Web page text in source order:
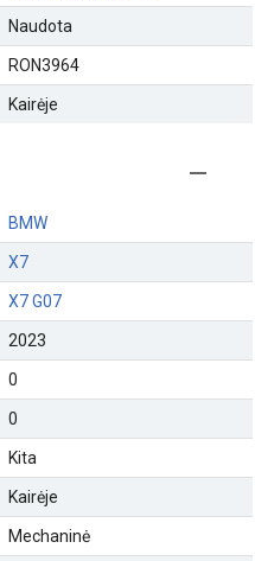
Naudota
RON3964
Kairėje
BMW
X7
X7 G07
2023
0
0
Kita
Kairėje
Mechaninė